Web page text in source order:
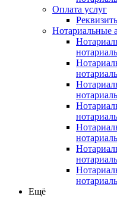
Оплата услуг
Нотариальные
Ещё